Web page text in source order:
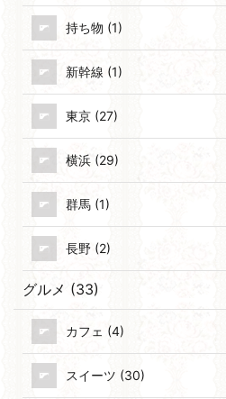
持ち物 (1)
新幹線 (1)
東京 (27)
横浜 (29)
群馬 (1)
長野 (2)
グルメ (33)
カフェ (4)
スイーツ (30)